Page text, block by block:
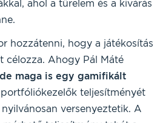
ahol a türelem és a kivárás
hozzátenni, hogy a játékosítás
célozza. Ahogy Pál Máté
maga is egy gamifikált
teljesítményét
versenyeztetik. A